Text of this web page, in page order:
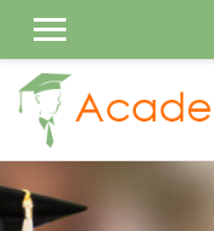
Salta al contenido principal